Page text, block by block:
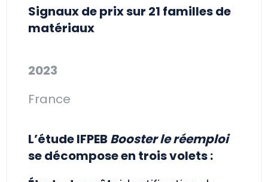
Signaux de prix sur 21 familles de
matériaux
2023
France
L’étude IFPEB Booster le réemploi
se décompose en trois volets :